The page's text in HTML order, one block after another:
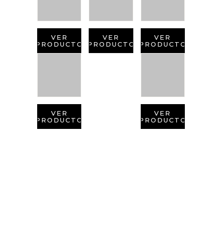
VER
PRODUCTO
VER
PRODUCTO
VER
PRODUCTO
VER
PRODUCTO
VER
PRODUCTO